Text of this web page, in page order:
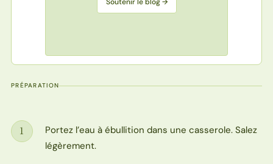
Soutenir le blog →
PRÉPARATION
Étape
1
Portez l’eau à ébullition dans une casserole. Salez
légèrement.